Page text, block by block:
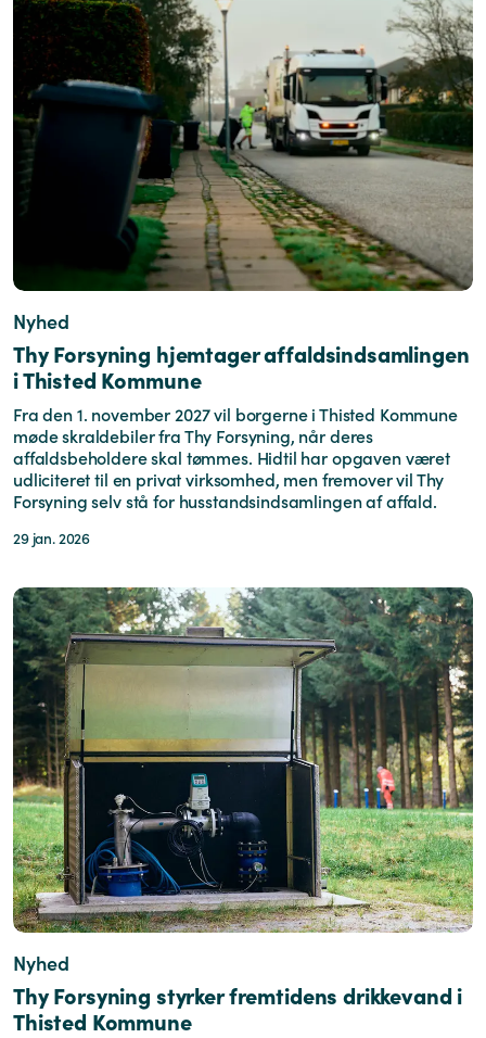
Nyhed
Thy Forsyning hjemtager affaldsindsamlingen
i Thisted Kommune
Fra den 1. november 2027 vil borgerne i Thisted Kommune
møde skraldebiler fra Thy Forsyning, når deres
affaldsbeholdere skal tømmes. Hidtil har opgaven været
udliciteret til en privat virksomhed, men fremover vil Thy
Forsyning selv stå for husstandsindsamlingen af affald.
29 jan. 2026
Nyhed
Thy Forsyning styrker fremtidens drikkevand i
Thisted Kommune